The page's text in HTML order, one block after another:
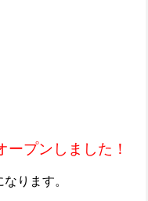
プンしました！
ります。